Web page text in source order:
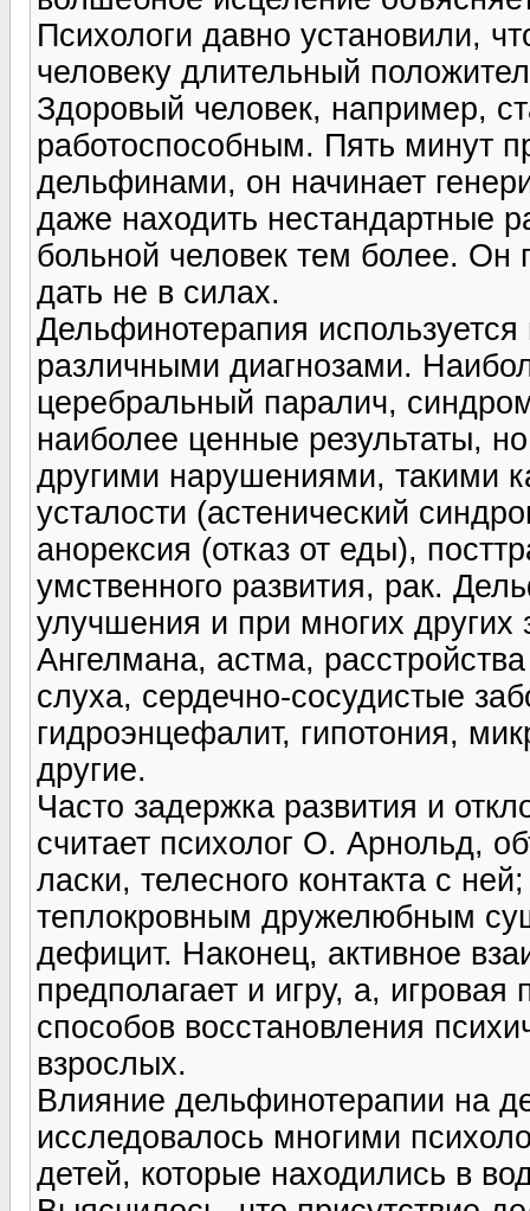
Психологи давно установили,
человеку длительный
Здоровый человек, например,
работоспособным. Пять минут
дельфинами, он начинает
даже находить нестандартные
больной человек тем более. Он
дать не в силах.
Дельфинотерапия
различными диагнозами.
церебральный паралич,
наиболее ценные результаты,
другими нарушениями, такими
усталости (астенический
анорексия (отказ от еды),
умственного развития, рак.
улучшения и при многих других
Ангелмана, астма,
слуха, сердечно-сосудистые
гидроэнцефалит, гипотония,
другие.
Часто задержка развития и
считает психолог О. Арнольд,
ласки, телесного контакта с
теплокровным дружелюбным
дефицит. Наконец, активное
предполагает и игру, а,
способов восстановления
взрослых.
Влияние дельфинотерапии на
исследовалось многими
детей, которые находились в